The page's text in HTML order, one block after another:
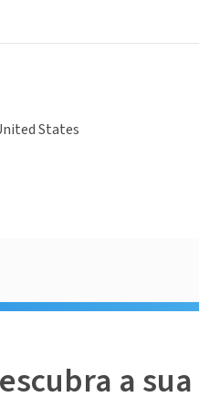
States
a